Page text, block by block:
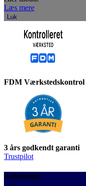
Læs mere
Luk
FDM Værkstedskontrol
3 års godkendt garanti
Trustpilot
Autobutler